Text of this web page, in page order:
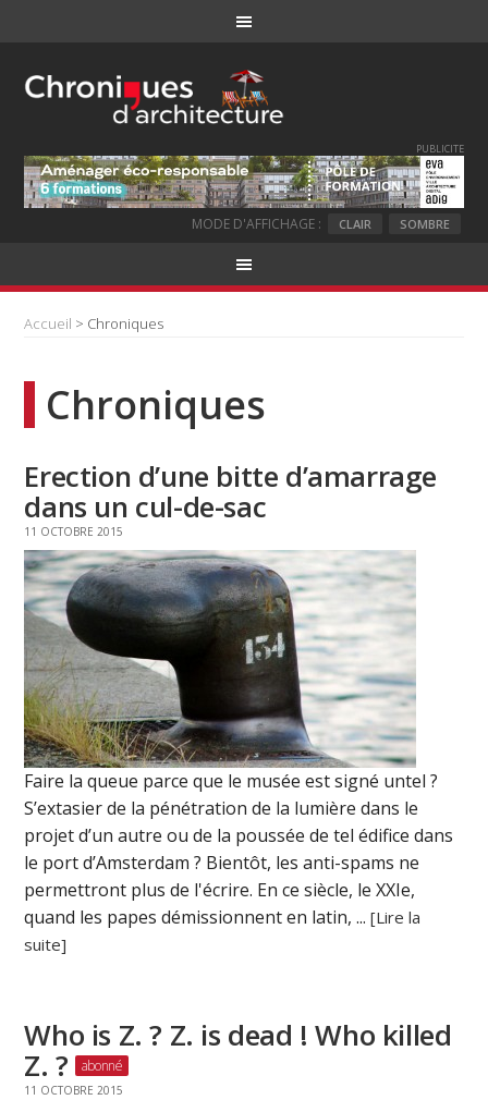
PUBLICITE
MODE D'AFFICHAGE : CLAIR SOMBRE
Accueil > Chroniques
Chroniques
Erection d’une bitte d’amarrage
dans un cul-de-sac
11 OCTOBRE 2015
Faire la queue parce que le musée est signé untel ?
S’extasier de la pénétration de la lumière dans le
projet d’un autre ou de la poussée de tel édifice dans
le port d’Amsterdam ? Bientôt, les anti-spams ne
permettront plus de l'écrire. En ce siècle, le XXIe,
quand les papes démissionnent en latin, ...[Lire la
suite]
Who is Z. ? Z. is dead ! Who killed
Z. ?
11 OCTOBRE 2015